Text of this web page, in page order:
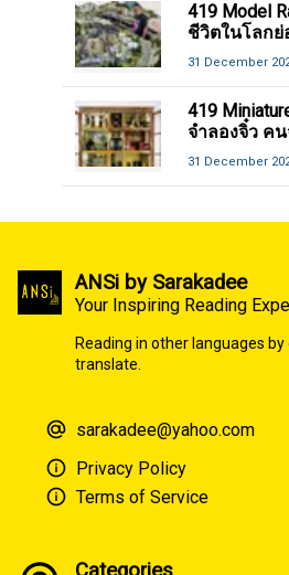
419 Model
ชีวิตในโลกย่
31 December
419
จำลองจิ๋ว ค
31 December
ANSi by Sarakadee
Your Inspiring Reading
Reading in other languages
translate.
sarakadee@yahoo.com
Privacy Policy
Terms of Service